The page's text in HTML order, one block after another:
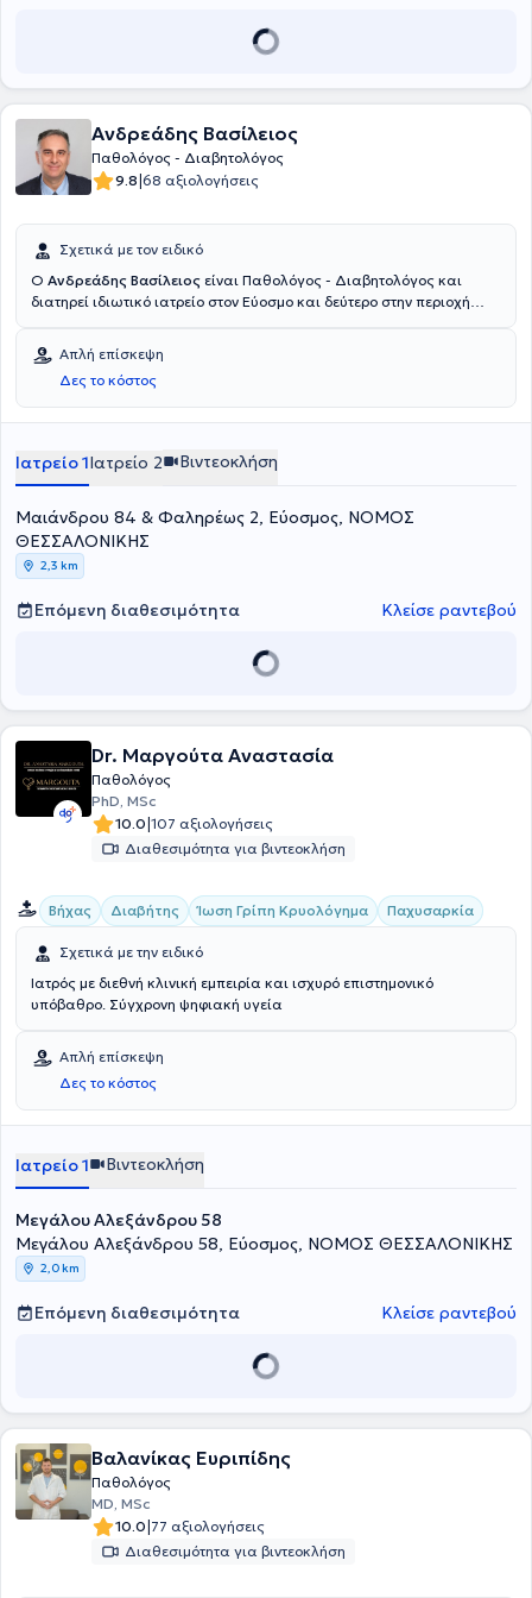
Ανδρεάδης Βασίλειος
Παθολόγος - Διαβητολόγος
9.8|68 αξιολογήσεις
Σχετικά με τον ειδικό
Ο Ανδρεάδης Βασίλειος είναι Παθολόγος - Διαβητολόγος και
διατηρεί ιδιωτικό ιατρείο στον Εύοσμο και δεύτερο στην περιοχή
Αριστοτελείου Πανεπιστημίου Θεσσαλονίκης και απέκτησε την
ειδικότητα του Ειδικού Παθολόγου στο Γενικό Νοσοκομείο
Θεσσαλονίκης "Παπαγεωργίου", όπου και διετέλεσε μέλος του
Επιστημονικού Συμβουλίου του Νοσοκομείου για τρία χρόνια.
μεταπτυχιακές σπουδές στη "Διοίκηση Μονάδων Υγείας". Έχει
διατελέσει Επιστημονικός Συνεργάτης της Α΄ Παθολογικής Κλινικής
υπηρέτησα ως Παθολόγος στη Μονάδα Υγείας "Ι.Κ.Α. Κουφαλίων"
για επτά έτη. Τέλος, ο γιατρός είναι ενεργό μέλος της
Διαβητολογικής Εταιρείας Βορείου Ελλάδας και της
Πανευρωπαϊκής Διαβητολογικής Εταιρείας.
Απλή επίσκεψη
Δες το κόστος
Ιατρείο 1Ιατρείο 2 Βιντεοκλήση
Μαιάνδρου 84 & Φαληρέως 2, Εύοσμος, ΝΟΜΟΣ
ΘΕΣΣΑΛΟΝΙΚΗΣ
2,3 km
Επόμενη διαθεσιμότητα Κλείσε ραντεβού
Dr. Μαργούτα Αναστασία
Παθολόγος
PhD, MSc
10.0|107 αξιολογήσεις
Διαθεσιμότητα για βιντεοκλήση
Βήχας Διαβήτης Ίωση Γρίπη Κρυολόγημα Παχυσαρκία
Σχετικά με την ειδικό
Ιατρός με διεθνή κλινική εμπειρία και ισχυρό επιστημονικό
υπόβαθρο. Σύγχρονη ψηφιακή υγεία
Απλή επίσκεψη
Δες το κόστος
Ιατρείο 1 Βιντεοκλήση
Μεγάλου Αλεξάνδρου 58
Μεγάλου Αλεξάνδρου 58, Εύοσμος, ΝΟΜΟΣ ΘΕΣΣΑΛΟΝΙΚΗΣ
2,0 km
Επόμενη διαθεσιμότητα Κλείσε ραντεβού
Βαλανίκας Ευριπίδης
Παθολόγος
MD, MSc
10.0|77 αξιολογήσεις
Διαθεσιμότητα για βιντεοκλήση